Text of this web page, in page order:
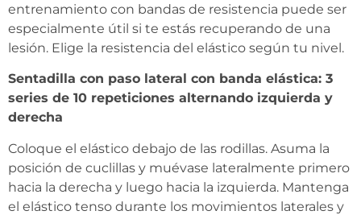
entrenamiento con bandas de resistencia puede ser
especialmente útil si te estás recuperando de una
lesión. Elige la resistencia del elástico según tu nivel.
Sentadilla con paso lateral con banda elástica: 3
series de 10 repeticiones alternando izquierda y
derecha
Coloque el elástico debajo de las rodillas. Asuma la
posición de cuclillas y muévase lateralmente primero
hacia la derecha y luego hacia la izquierda. Mantenga
el elástico tenso durante los movimientos laterales y